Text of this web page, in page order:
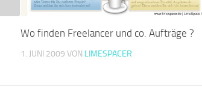
Wo finden Freelancer und co. Aufträge ?
1. JUNI 2009 VON LIMESPACER